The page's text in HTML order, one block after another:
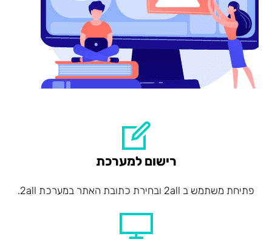
רישום למערכת
פתיחת משתמש ב 2all ובחירת כתובת האתר במערכת 2all.